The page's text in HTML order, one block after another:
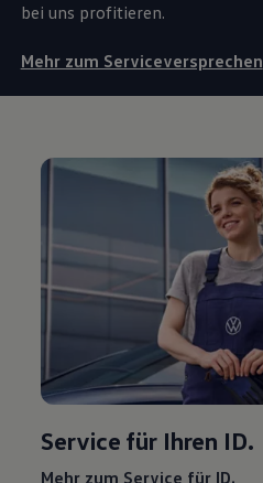
bei uns profitieren.
Mehr zum Serviceversprechen
Service für Ihren ID.
Mehr zum Service für ID.